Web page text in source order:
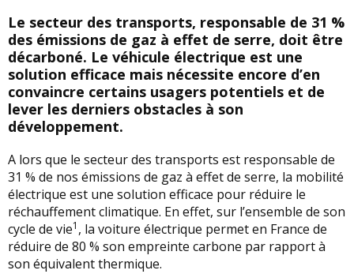
Le secteur des transports, responsable de 31 %
des émissions de gaz à effet de serre, doit être
décarboné. Le véhicule électrique est une
solution efficace mais nécessite encore d’en
convaincre certains usagers potentiels et de
lever les derniers obstacles à son
développement.
A lors que le secteur des transports est responsable de
31 % de nos émissions de gaz à effet de serre, la mobilité
électrique est une solution efficace pour réduire le
réchauffement climatique. En effet, sur l’ensemble de son
cycle de vie1 , la voiture électrique permet en France de
réduire de 80 % son empreinte carbone par rapport à
son équivalent thermique.